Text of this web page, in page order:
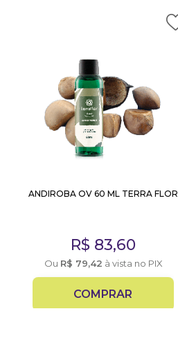
ANDIROBA OV 60 ML TERRA FLOR
R$ 83,60
Ou R$ 79,42 à vista no PIX
COMPRAR